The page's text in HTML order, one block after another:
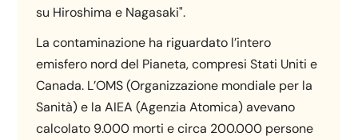
su Hiroshima e Nagasaki".
La contaminazione ha riguardato l’intero
emisfero nord del Pianeta, compresi Stati Uniti e
Canada. L’OMS (Organizzazione mondiale per la
Sanità) e la AIEA (Agenzia Atomica) avevano
calcolato 9.000 morti e circa 200.000 persone